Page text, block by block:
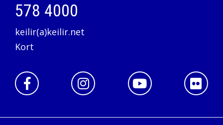
578 4000
keilir(a)keilir.net
Kort